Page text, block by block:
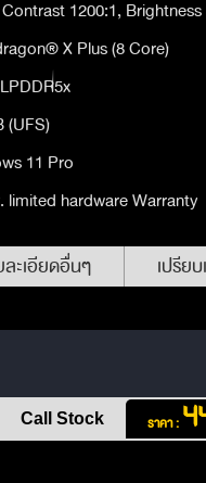
1200:1,
X Plus (8 Core)
(UFS)
11 Pro
limited hardware Warranty
ละเอียดอื่นๆ เปรีย
ราคา :
Call Stock